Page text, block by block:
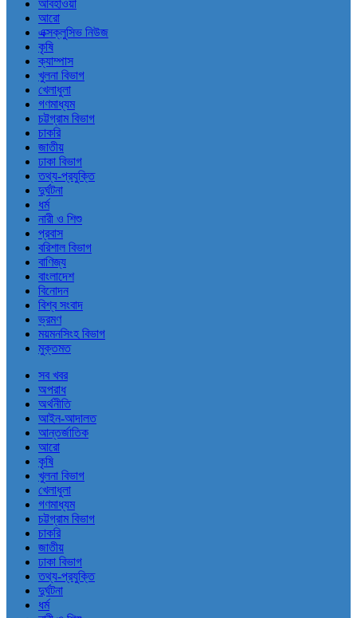
আবহাওয়া
আরো
এক্সক্লুসিভ নিউজ
কৃষি
ক্যাম্পাস
খুলনা বিভাগ
খেলাধুলা
গণমাধ্যম
চট্টগ্রাম বিভাগ
চাকরি
জাতীয়
ঢাকা বিভাগ
তথ্য-প্রযুক্তি
দুর্ঘটনা
ধর্ম
নারী ও শিশু
প্রবাস
বরিশাল বিভাগ
বাণিজ্য
বাংলাদেশ
বিনোদন
বিশ্ব সংবাদ
ভ্রমণ
ময়মনসিংহ বিভাগ
মুক্তমত
সব খবর
অপরাধ
অর্থনীতি
আইন-আদালত
আন্তর্জাতিক
আরো
কৃষি
খুলনা বিভাগ
খেলাধুলা
গণমাধ্যম
চট্টগ্রাম বিভাগ
চাকরি
জাতীয়
ঢাকা বিভাগ
তথ্য-প্রযুক্তি
দুর্ঘটনা
ধর্ম